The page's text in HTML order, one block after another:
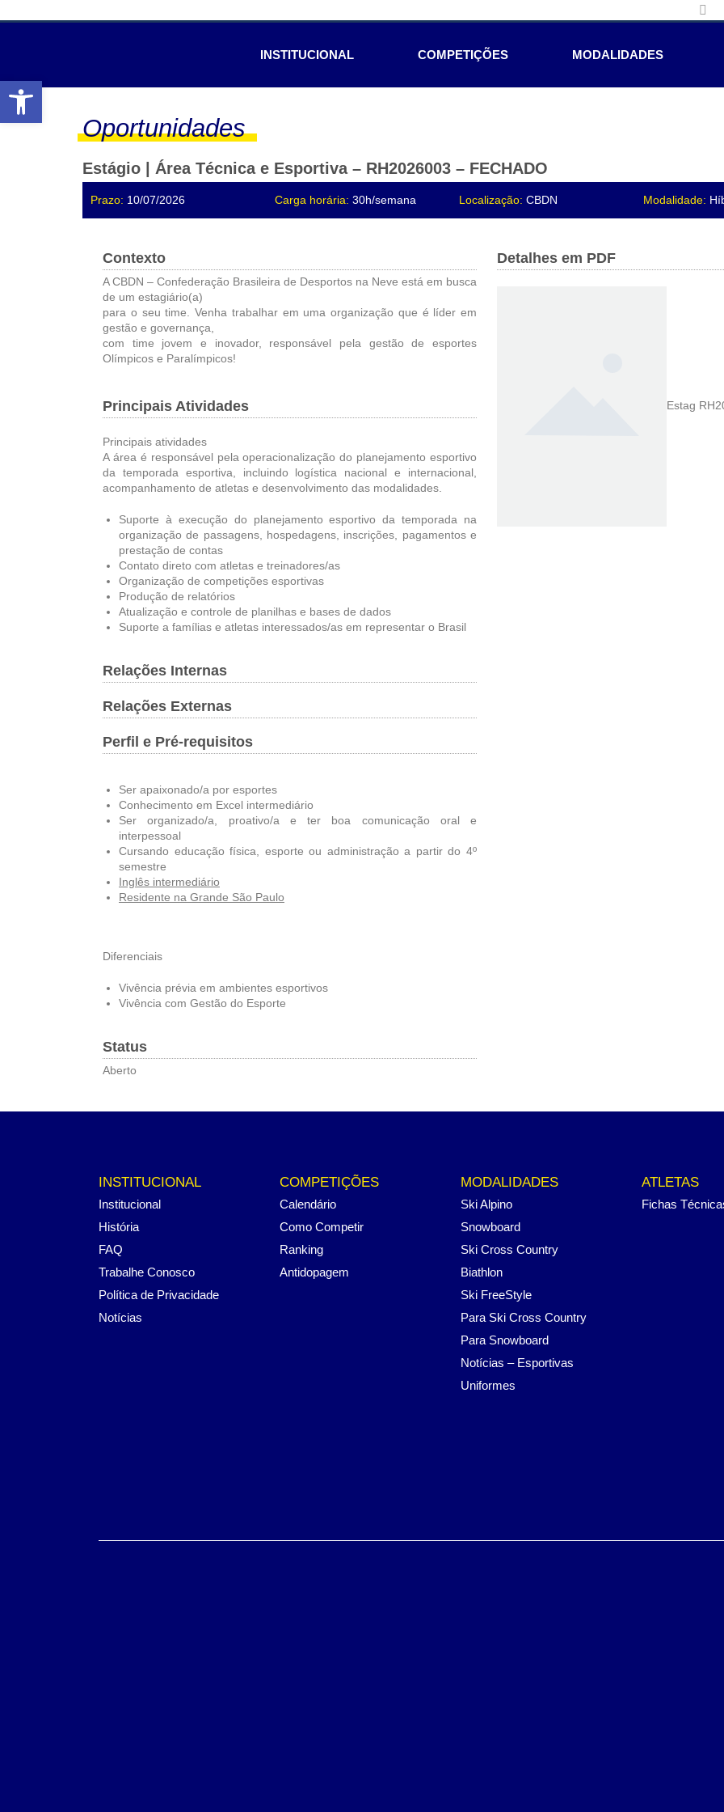
INSTITUCIONAL COMPETIÇÕES MODALIDADES
Oportunidades
Estágio | Área Técnica e Esportiva – RH2026003 – FECHADO
Prazo: 10/07/2026 Carga horária: 30h/semana Localização: CBDN Modalidade:
Contexto
A CBDN – Confederação Brasileira de Desportos na Neve está em busca
de um estagiário(a)
para o seu time. Venha trabalhar em uma organização que é líder em
gestão e governança,
com time jovem e inovador, responsável pela gestão de esportes
Olímpicos e Paralímpicos!
Principais Atividades
Principais atividades
A área é responsável pela operacionalização do planejamento esportivo
da temporada esportiva, incluindo logística nacional e internacional,
acompanhamento de atletas e desenvolvimento das modalidades.
Suporte à execução do planejamento esportivo da temporada na
organização de passagens, hospedagens, inscrições, pagamentos e
prestação de contas
Contato direto com atletas e treinadores/as
Organização de competições esportivas
Produção de relatórios
Atualização e controle de planilhas e bases de dados
Suporte a famílias e atletas interessados/as em representar o Brasil
Relações Internas
Relações Externas
Perfil e Pré-requisitos
Ser apaixonado/a por esportes
Conhecimento em Excel intermediário
Ser organizado/a, proativo/a e ter boa comunicação oral e
interpessoal
Cursando educação física, esporte ou administração a partir do 4º
semestre
Inglês intermediário
Residente na Grande São Paulo
Diferenciais
Vivência prévia em ambientes esportivos
Vivência com Gestão do Esporte
Status
Aberto
Detalhes em PDF
Estag
INSTITUCIONAL
Institucional
História
FAQ
Trabalhe Conosco
Política de Privacidade
Notícias
COMPETIÇÕES
Calendário
Como Competir
Ranking
Antidopagem
MODALIDADES
Ski Alpino
Snowboard
Ski Cross Country
Biathlon
Ski FreeStyle
Para Ski Cross Country
Para Snowboard
Notícias – Esportivas
Uniformes
ATLETAS
Fichas
Abrir a barra de ferramentas